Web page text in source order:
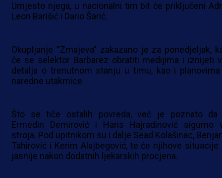
Umjesto njega, u nacionalni tim bit će priključeni
Leon Barišić i Dario Šarić.
Okupljanje “Zmajeva” zakazano je za ponedjeljak,
će se selektor Barbarez obratiti medijima i iznijeti
detalja o trenutnom stanju u timu, kao i
naredne utakmice.
Što se tiče ostalih povreda, već je poznato da
Ermedin Demirović i Haris Hajradinović sigurno
stroja. Pod upitnikom su i dalje Sead Kolašinac,
Tahirović i Kerim Alajbegović, te će njihove situacije
jasnije nakon dodatnih ljekarskih procjena.